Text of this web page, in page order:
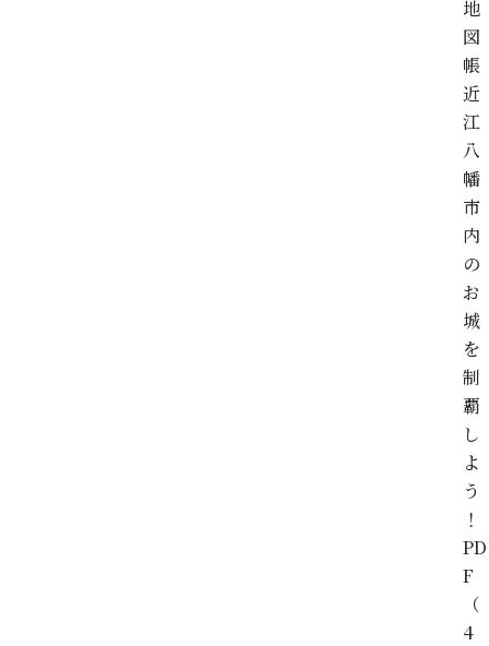
地
図
帳
近
江
八
幡
市
内
の
お
城
を
制
覇
し
よ
う
！
PD
F
（
4